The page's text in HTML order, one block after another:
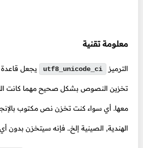
معلومة تقنية
الترميز utf8_unicode_ci يجعل قاعدة
تخزين النصوص بشكل صحيح مهما كانت
معها. أي سواء كنت تخزن نص مكتوب
الهندية, الصينية إلخ.. فإنه سيتخزن بدون